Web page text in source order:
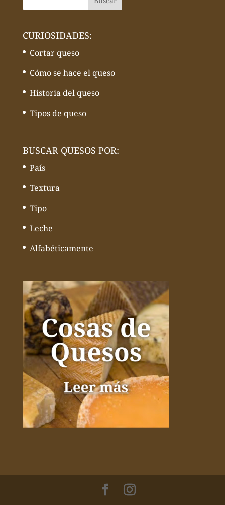
CURIOSIDADES:
Cortar queso
Cómo se hace el queso
Historia del queso
Tipos de queso
BUSCAR QUESOS POR:
País
Textura
Tipo
Leche
Alfabéticamente